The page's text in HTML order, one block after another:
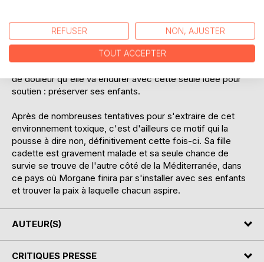
Séquestrée parfois sévèrement par ses proches, c'est
dans le cadre d'un intérieur cossu qu'elle affronte un
quotidien terrible. L'enlèvement de son premier-né par ses
propres beaux-parents est le premier épisode d'un chemin
de douleur qu'elle va endurer avec cette seule idée pour
soutien : préserver ses enfants.
Après de nombreuses tentatives pour s'extraire de cet
environnement toxique, c'est d'ailleurs ce motif qui la
pousse à dire non, définitivement cette fois-ci. Sa fille
cadette est gravement malade et sa seule chance de
survie se trouve de l'autre côté de la Méditerranée, dans
ce pays où Morgane finira par s'installer avec ses enfants
et trouver la paix à laquelle chacun aspire.
AUTEUR(S)
CRITIQUES PRESSE
REFUSER NON, AJUSTER
TOUT ACCEPTER